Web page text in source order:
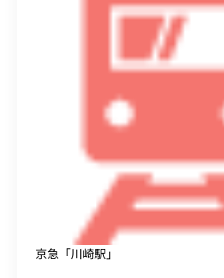
京急「川崎駅」